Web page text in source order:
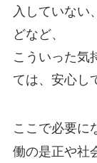
入していない
どなど、
こういった気
ては、安心し
ここで必要に
働の是正や社